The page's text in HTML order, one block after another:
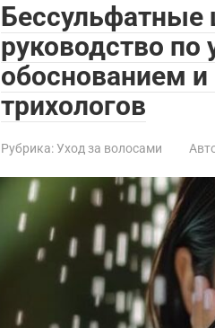
Бессульфатные
руководство по
обоснованием
трихологов
Рубрика:Уход за волосами